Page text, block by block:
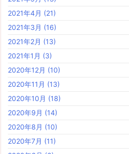
2021年4月 (21)
2021年3月 (16)
2021年2月 (13)
2021年1月 (3)
2020年12月 (10)
2020年11月 (13)
2020年10月 (18)
2020年9月 (14)
2020年8月 (10)
2020年7月 (11)